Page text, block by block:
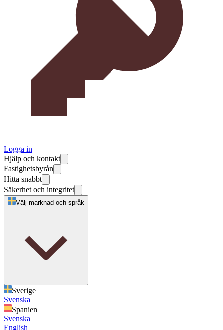
Logga in
Hjälp och kontakt
Fastighetsbyrån
Hitta snabbt
Säkerhet och integritet
Välj marknad och språk
Sverige
Svenska
Spanien
Svenska
English